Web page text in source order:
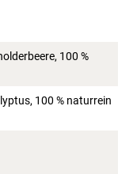
100 %
100 % naturrein